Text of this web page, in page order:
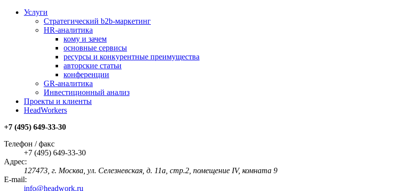
Услуги
Стратегический b2b-маркетинг
HR-аналитика
кому и зачем
основные сервисы
ресурсы и конкурентные преимущества
авторские статьи
конференции
GR-аналитика
Инвестиционный анализ
Проекты и клиенты
HeadWorkers
+7 (495) 649-33-30
Телефон / факс
+7 (495) 649-33-30
Адрес:
127473, г. Москва, ул. Селезневская, д. 11а, стр.2, помещение IV, комната 9
E-mail:
info@headwork.ru